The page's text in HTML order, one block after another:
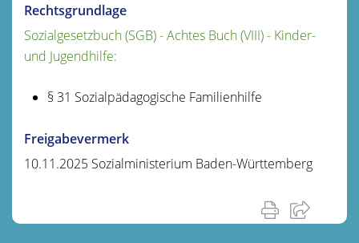
Rechtsgrundlage
Sozialgesetzbuch (SGB) - Achtes Buch (VIII) - Kinder-
und Jugendhilfe:
§ 31 Sozialpädagogische Familienhilfe
Freigabevermerk
10.11.2025 Sozialministerium Baden-Württemberg